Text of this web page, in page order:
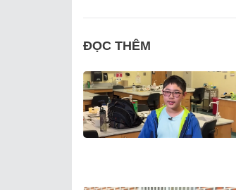
ĐỌC THÊM